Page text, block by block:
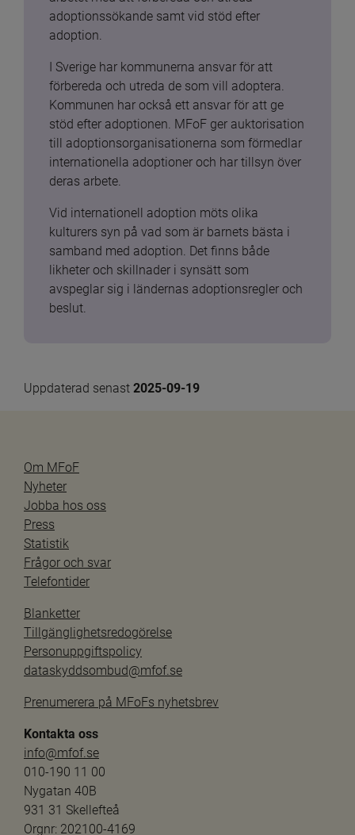
adoptionssökande samt vid stöd efter
adoption.
I Sverige har kommunerna ansvar för att
förbereda och utreda de som vill adoptera.
Kommunen har också ett ansvar för att ge
stöd efter adoptionen. MFoF ger auktorisation
till adoptionsorganisationerna som förmedlar
internationella adoptioner och har tillsyn över
deras arbete.
Vid internationell adoption möts olika
kulturers syn på vad som är barnets bästa i
samband med adoption. Det finns både
likheter och skillnader i synsätt som
avspeglar sig i ländernas adoptionsregler och
beslut.
Uppdaterad senast 2025-09-19
Om MFoF
Nyheter
Jobba hos oss
Press
Statistik
Frågor och svar
Telefontider
Blanketter
Tillgänglighetsredogörelse
Personuppgiftspolicy
dataskyddsombud@mfof.se
Prenumerera på MFoFs nyhetsbrev
Kontakta oss
info@mfof.se
010-190 11 00
Nygatan 40B
931 31 Skellefteå
Orgnr: 202100-4169